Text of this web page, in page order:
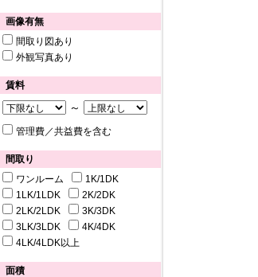
画像有無
間取り図あり
外観写真あり
賃料
～
管理費／共益費を含む
間取り
ワンルーム
1K/1DK
1LK/1LDK
2K/2DK
2LK/2LDK
3K/3DK
3LK/3LDK
4K/4DK
4LK/4LDK以上
面積